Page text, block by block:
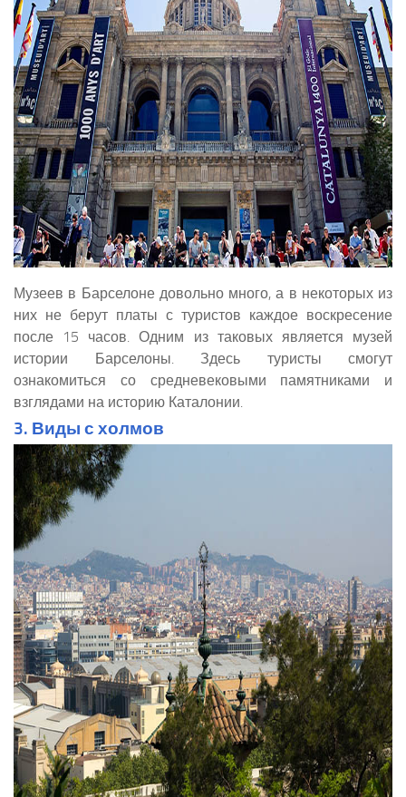
Музеев в Барселоне довольно много, а в некоторых из
них не берут платы с туристов каждое воскресение
после 15 часов. Одним из таковых является музей
истории Барселоны. Здесь туристы смогут
ознакомиться со средневековыми памятниками и
взглядами на историю Каталонии.
3. Виды с холмов